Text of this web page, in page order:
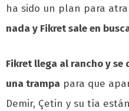
ha sido un plan para
nada y Fikret sale en
Fikret llega al rancho y
una trampa para que
Demir, Çetin y su tía